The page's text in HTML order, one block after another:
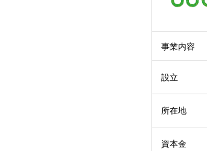
事業内容
設立
所在地
資本金